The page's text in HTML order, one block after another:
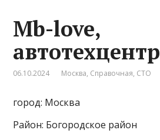
Mb-love,
автотехцентр
06.10.2024 Москва, Справочная, СТО
город: Москва
Район: Богородское район